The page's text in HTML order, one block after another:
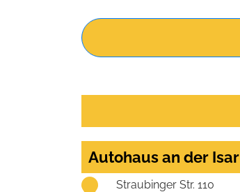
Autohaus an der Isar
Straubinger Str. 110